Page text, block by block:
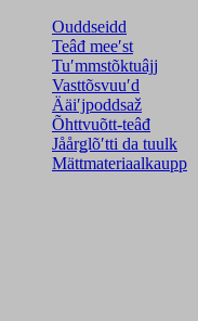
Ouddseidd
Teâđ meeʹst
Tuʹmmstõktuâjj
Vasttõsvuuʹd
Ääiʹjpoddsaž
Õhttvuõtt-teâđ
Jåårǥlõʹtti da tuulk
Mättmateriaalkaupp